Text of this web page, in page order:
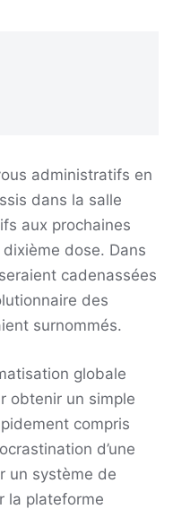
administratifs en
dans la salle
aux prochaines
dose. Dans
cadenassées
des
surnommés.
globale
obtenir un simple
compris
d’une
un système de
la plateforme